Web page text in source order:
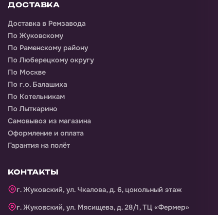
ДОСТАВКА
Доставка в Ремзавода
По Жуковскому
По Раменскому району
По Люберецкому округу
По Москве
По г.о. Балашиха
По Котельникам
По Лыткарино
Самовывоз из магазина
Оформление и оплата
Гарантия на полёт
КОНТАКТЫ
г. Жуковский, ул. Чкалова, д. 6, цокольный этаж
г. Жуковский, ул. Мясищева, д. 28/1, ТЦ «Фермер»